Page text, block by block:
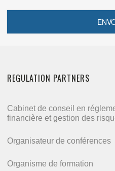
REGULATION PARTNERS
Cabinet de conseil en
financière et gestion des
Organisateur de conférences
Organisme de formation